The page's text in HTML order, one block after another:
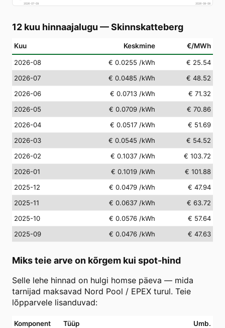
2026-07-09
2026-08-08
12 kuu hinnaajalugu —Skinnskatteberg
Kuu Keskmine €/MWh
2026-08 € 0.0255 /kWh
€ 25.54
2026-07
€ 0.0485 /kWh
€ 48.52
2026-06
€ 0.0713 /kWh
€ 71.32
2026-05
€ 0.0709 /kWh
€ 70.86
2026-04
€ 0.0517 /kWh
€ 51.69
2026-03
€ 0.0545 /kWh
€ 54.52
2026-02
€ 0.1037 /kWh
€ 103.72
2026-01
€ 0.1019 /kWh
€ 101.88
2025-12
€ 0.0479 /kWh
€ 47.94
2025-11
€ 0.0637 /kWh
€ 63.72
2025-10
€ 0.0576 /kWh
€ 57.64
2025-09
€ 0.0476 /kWh € 47.63
Miks teie arve on kõrgem kui spot-hind
Selle lehe hinnad on hulgi homse päeva — mida
tarnijad maksavad Nord Pool / EPEX turul. Teie
lõpparvele lisanduvad:
Komponent Tüüp Umb.